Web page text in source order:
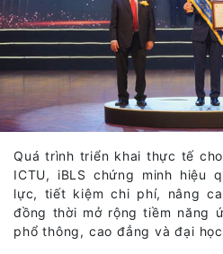
Quá trình triển khai thực tế
ICTU, iBLS chứng minh hiệu
lực, tiết kiệm chi phí, nâng
đồng thời mở rộng tiềm năng
phổ thông, cao đẳng và đại